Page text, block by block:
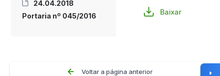
24.04.2018
Portaria nº 045/2016
Baixar
Voltar a página anterior